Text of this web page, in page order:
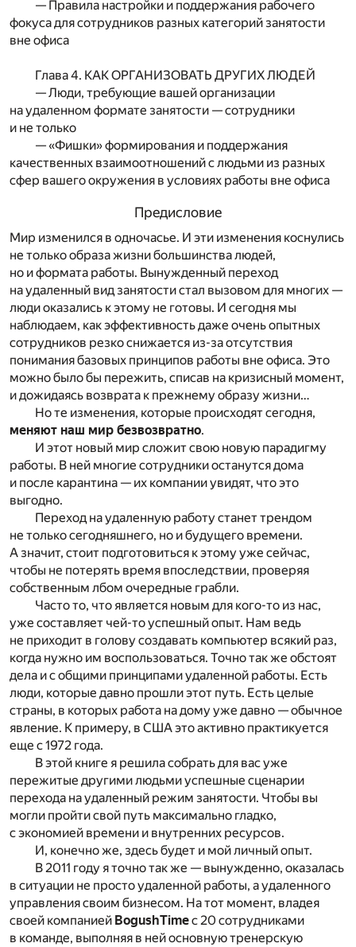
— Правила настройки и поддержания рабочего
фокуса для сотрудников разных категорий занятости
вне офиса
Глава 4. КАК ОРГАНИЗОВАТЬ ДРУГИХ ЛЮДЕЙ
— Люди, требующие вашей организации
на удаленном формате занятости — сотрудники
и не только
— «Фишки» формирования и поддержания
качественных взаимоотношений с людьми из разных
сфер вашего окружения в условиях работы вне офиса
Предисловие
Мир изменился в одночасье. И эти изменения коснулись
не только образа жизни большинства людей,
но и формата работы. Вынужденный переход
на удаленный вид занятости стал вызовом для многих —
люди оказались к этому не готовы. И сегодня мы
наблюдаем, как эффективность даже очень опытных
сотрудников резко снижается из-за отсутствия
понимания базовых принципов работы вне офиса. Это
можно было бы пережить, списав на кризисный момент,
и дожидаясь возврата к прежнему образу жизни…
Но те изменения, которые происходят сегодня,
меняют наш мир безвозвратно.
И этот новый мир сложит свою новую парадигму
работы. В ней многие сотрудники останутся дома
и после карантина — их компании увидят, что это
выгодно.
Переход на удаленную работу станет трендом
не только сегодняшнего, но и будущего времени.
А значит, стоит подготовиться к этому уже сейчас,
чтобы не потерять время впоследствии, проверяя
собственным лбом очередные грабли.
Часто то, что является новым для кого-то из нас,
уже составляет чей-то успешный опыт. Нам ведь
не приходит в голову создавать компьютер всякий раз,
когда нужно им воспользоваться. Точно так же обстоят
дела и с общими принципами удаленной работы. Есть
люди, которые давно прошли этот путь. Есть целые
страны, в которых работа на дому уже давно — обычное
явление. К примеру, в США это активно практикуется
еще с 1972 года.
В этой книге я решила собрать для вас уже
пережитые другими людьми успешные сценарии
перехода на удаленный режим занятости. Чтобы вы
могли пройти свой путь максимально гладко,
с экономией времени и внутренних ресурсов.
И, конечно же, здесь будет и мой личный опыт.
В 2011 году я точно так же — вынужденно, оказалась
в ситуации не просто удаленной работы, а удаленного
управления своим бизнесом. На тот момент, владея
своей компанией BogushTimeс 20 сотрудниками
в команде, выполняя в ней основную тренерскую